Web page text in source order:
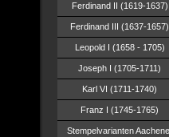
Ferdinand II (1619-1637)
Ferdinand III (1637-1657)
Leopold I (1658 - 1705)
Joseph I (1705-1711)
Karl VI (1711-1740)
Franz I (1745-1765)
Stempelvarianten